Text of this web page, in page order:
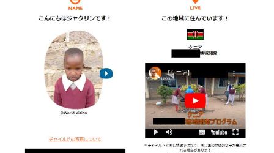
伝える
申し込
み内容
の最終
確認
6.2
ワー